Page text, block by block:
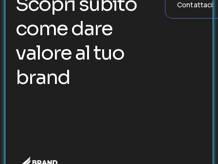
come dare
valore al tuo
brand
Contattaci